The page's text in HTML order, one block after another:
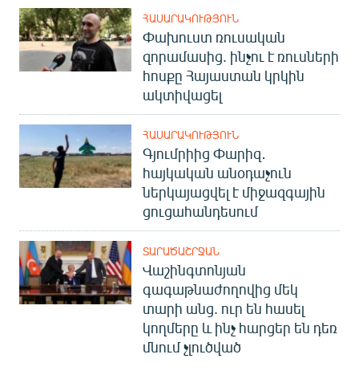
Հայերեն
English
Русский
«Ազատության» բոլոր կայքերը
ՀԱՍԱՐԱԿՈՒԹՅՈՒՆ
Փախուստ ռուսական
զորամասից. ինչու է ռուսների
հոսքը Հայաստան կրկին
ակտիվացել
ՀԱՍԱՐԱԿՈՒԹՅՈՒՆ
Գյումրիից Փարիզ․
հայկական անօդաչուն
ներկայացվել է միջազգային
ցուցահանդեսում
ՏԱՐԱԾԱՇՐՋԱՆ
Վաշինգտոնյան
գագաթնաժողովից մեկ
տարի անց. ուր են հասել
կողմերը և ինչ հարցեր են դեռ
մնում չլուծված